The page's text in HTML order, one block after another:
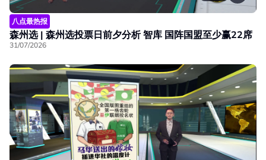
八点最热报
森州选 | 森州选投票日前夕分析 智库 国阵国盟至少赢22席
31/07/2026